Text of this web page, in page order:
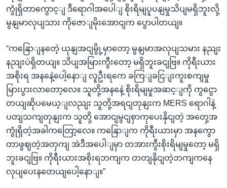
ကွုံရှိတာကွောင့ျ ဒီရောဂါအပေါျ စိုးရိမျပူပနျမှုသိပျမရှိဘူးလို့
မွနျမာလုပျသား ကိုဇောျမိုးအောငျက ပွောပါတယျ။
“ကနြောျနတေဲ့ ယုနျအငျမွို့မှာတော့ မွနျမာအလုပျသမား နညျး
နညျးပဲရှိတယျ။ သိပျအမြားကွီးတော့ မရှိဘူးခငျဗြ။ ကိုရီးယား
အစိုးရ အနနေဲ့ပေါ့နောျ လူဦးရကေ ခကြျခငြျးကူးစကျမှု
မြားပွားလာတော့လေ။ သူတို့အနနေဲ့ စိုးရိမျမှုအဆင့ျကို ကွငွော
တယျဆိုပမေယ့ျလညျး သူတို့အရငျတုနျးက MERS ရောဂါနဲ့
ပတျသကျတုနျးက သူတို့ အောငျမွငျစှာကုပေးနိုငျတဲ့ အတှေ့အ
ကွုံရှိတဲ့အခါကတြော့လေ။ ကနြောျက ကိုရီးယားမှာ အနကွော
တာဖွဈတဲ့အတှကျ အဲဒီအပေါျမှာ တအားကွီးစိုးရိမျမှုတော့ မရှိ
ဘူးခငျဗြ။ ကိုရီးယားအစိုးရဘကျက တတျနိုငျတဲ့ဘကျကနေ
လုပျပေးနတေယျပေါ့နောျ။”